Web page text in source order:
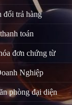
đổi trả hàng
toán
đơn chứng từ
Nghiệp
phòng đại diện